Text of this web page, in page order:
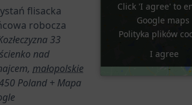
flisacka
robocza
33
nad
, małopolskie
Poland + Mapa
Click 'I agree' to
Google maps
Polityka plików
I agree
Click 'I agree' to
Google maps
Polityka plików
I agree